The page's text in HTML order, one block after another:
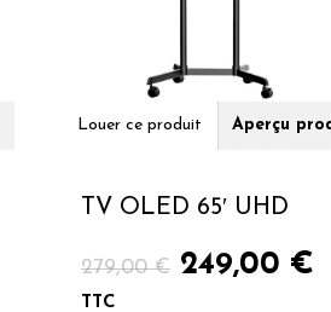
Louer ce produit Aperçu
TV OLED 65′ UHD
279,00€ Le
249,00 €
TTC